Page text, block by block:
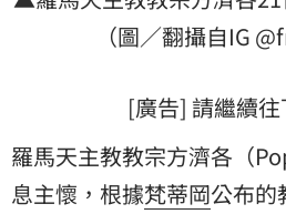
（圖／翻攝自IG
[廣告] 請繼續
羅馬天主教教宗方濟各（
息主懷，根據梵蒂岡公布的